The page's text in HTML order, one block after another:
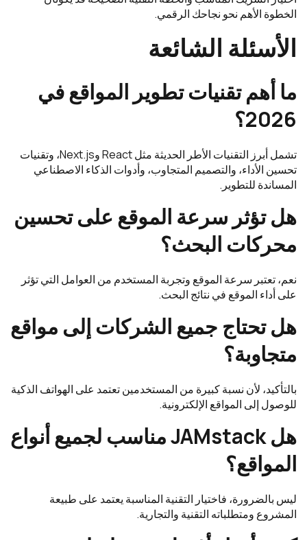
الخطوة الأهم نحو نجاحك الرقمي.
الأسئلة الشائعة
ما أهم تقنيات تطوير المواقع في
2026؟
تشمل أبرز التقنيات الأطر الحديثة مثل React وNext.js، وتقنيات
تحسين الأداء، والتصميم المتجاوب، وأدوات الذكاء الاصطناعي
المساندة للتطوير.
هل تؤثر سرعة الموقع على تحسين
محركات البحث؟
نعم، تعتبر سرعة الموقع وتجربة المستخدم من العوامل التي تؤثر
على أداء الموقع في نتائج البحث.
هل تحتاج جميع الشركات إلى مواقع
متجاوبة؟
بالتأكيد، لأن نسبة كبيرة من المستخدمين تعتمد على الهواتف الذكية
للوصول إلى المواقع الإلكترونية.
هل JAMstack مناسب لجميع أنواع
المواقع؟
ليس بالضرورة، فاختيار التقنية المناسبة يعتمد على طبيعة
المشروع ومتطلباته التقنية والتجارية.